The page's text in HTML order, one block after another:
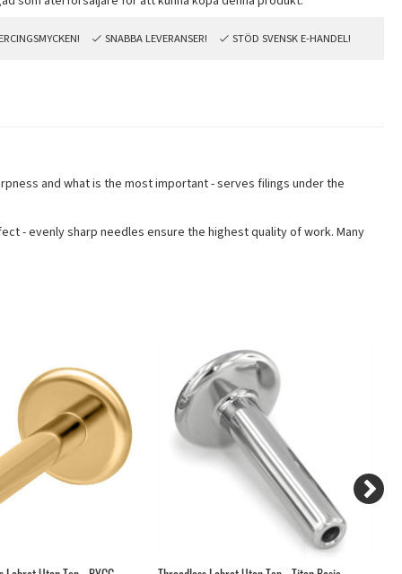
SNABBA LEVERANSER! STÖD SVENSK E-HANDEL!
and what is the most important - serves filings under the
- evenly sharp needles ensure the highest quality of work. Many